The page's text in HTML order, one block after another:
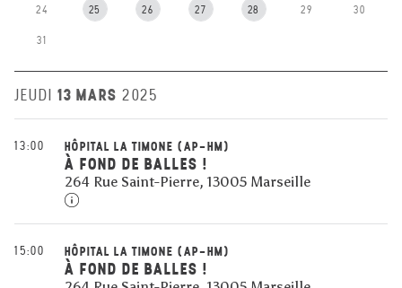
24 25 26 27 28 29 30
31
JEUDI 13 MARS 2025
13:00 HÔPITAL LA TIMONE (AP-HM)
À FOND DE BALLES !
264 Rue Saint-Pierre, 13005 Marseille
15:00 HÔPITAL LA TIMONE (AP-HM)
À FOND DE BALLES !